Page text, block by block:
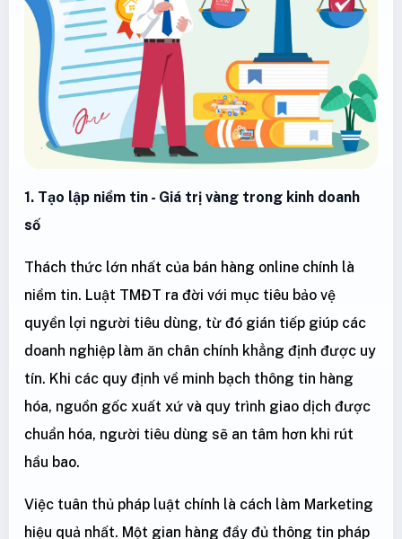
1. Tạo lập niềm tin - Giá trị vàng trong kinh doanh
số
Thách thức lớn nhất của bán hàng online chính là
niềm tin. Luật TMĐT ra đời với mục tiêu bảo vệ
quyền lợi người tiêu dùng, từ đó gián tiếp giúp các
doanh nghiệp làm ăn chân chính khẳng định được uy
tín. Khi các quy định về minh bạch thông tin hàng
hóa, nguồn gốc xuất xứ và quy trình giao dịch được
chuẩn hóa, người tiêu dùng sẽ an tâm hơn khi rút
hầu bao.
Việc tuân thủ pháp luật chính là cách làm Marketing
hiệu quả nhất. Một gian hàng đầy đủ thông tin pháp